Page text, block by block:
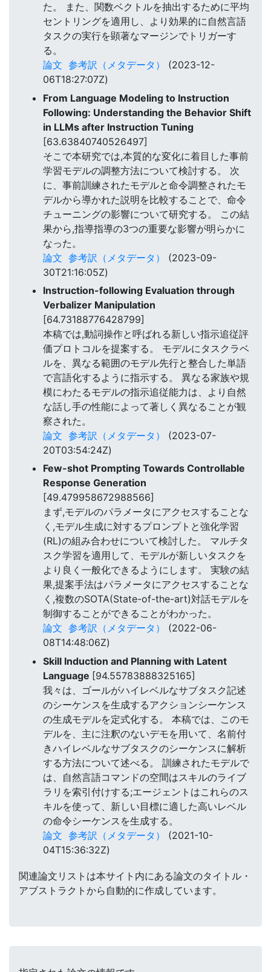
た。 また、関数ベクトルを抽出するために平均
セントリングを適用し、より効果的に自然言語
タスクの実行を顕著なマージンでトリガーす
る。
論文 参考訳（メタデータ）
(2023-12-
06T18:27:07Z)
From Language Modeling to Instruction
Following: Understanding the Behavior Shift
in LLMs after Instruction Tuning
[63.63840740526497]
そこで本研究では,本質的な変化に着目した事前
学習モデルの調整方法について検討する。 次
に、事前訓練されたモデルと命令調整されたモ
デルから導かれた説明を比較することで、命令
チューニングの影響について研究する。 この結
果から,指導指導の3つの重要な影響が明らかに
なった。
論文 参考訳（メタデータ）
(2023-09-
30T21:16:05Z)
Instruction-following Evaluation through
Verbalizer Manipulation
[64.73188776428799]
本稿では,動詞操作と呼ばれる新しい指示追従評
価プロトコルを提案する。 モデルにタスクラベ
ルを、異なる範囲のモデル先行と整合した単語
で言語化するように指示する。 異なる家族や規
模にわたるモデルの指示追従能力は、より自然
な話し手の性能によって著しく異なることが観
察された。
論文 参考訳（メタデータ）
(2023-07-
20T03:54:24Z)
Few-shot Prompting Towards Controllable
Response Generation
[49.479958672988566]
まず,モデルのパラメータにアクセスすることな
く,モデル生成に対するプロンプトと強化学習
(RL)の組み合わせについて検討した。 マルチタ
スク学習を適用して、モデルが新しいタスクを
より良く一般化できるようにします。 実験の結
果,提案手法はパラメータにアクセスすることな
く,複数のSOTA(State-of-the-art)対話モデルを
制御することができることがわかった。
論文 参考訳（メタデータ）
(2022-06-
08T14:48:06Z)
Skill Induction and Planning with Latent
Language [94.55783888325165]
我々は、ゴールがハイレベルなサブタスク記述
のシーケンスを生成するアクションシーケンス
の生成モデルを定式化する。 本稿では、このモ
デルを、主に注釈のないデモを用いて、名前付
きハイレベルなサブタスクのシーケンスに解析
する方法について述べる。 訓練されたモデルで
は、自然言語コマンドの空間はスキルのライブ
ラリを索引付けする;エージェントはこれらのス
キルを使って、新しい目標に適した高いレベル
の命令シーケンスを生成する。
論文 参考訳（メタデータ）
(2021-10-
04T15:36:32Z)
関連論文リストは本サイト内にある論文のタイトル・
アブストラクトから自動的に作成しています。